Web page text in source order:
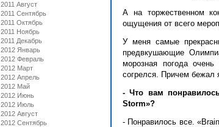
2011 Август
2011 Сентябрь
2011 Октябрь
2011 Ноябрь
2011 Декабрь
2012 Январь
2012 Февраль
2012 Март
2012 Апрель
2012 Май
2012 Июнь
2012 Июль
2012 Август
2012 Сентябрь
А на торжественном
ощущения от всего
У меня самые
предвкушающие
морозная погода
согрелся. Причем бежал
- Что вам
Storm»?
- Понравилось все. «Brain